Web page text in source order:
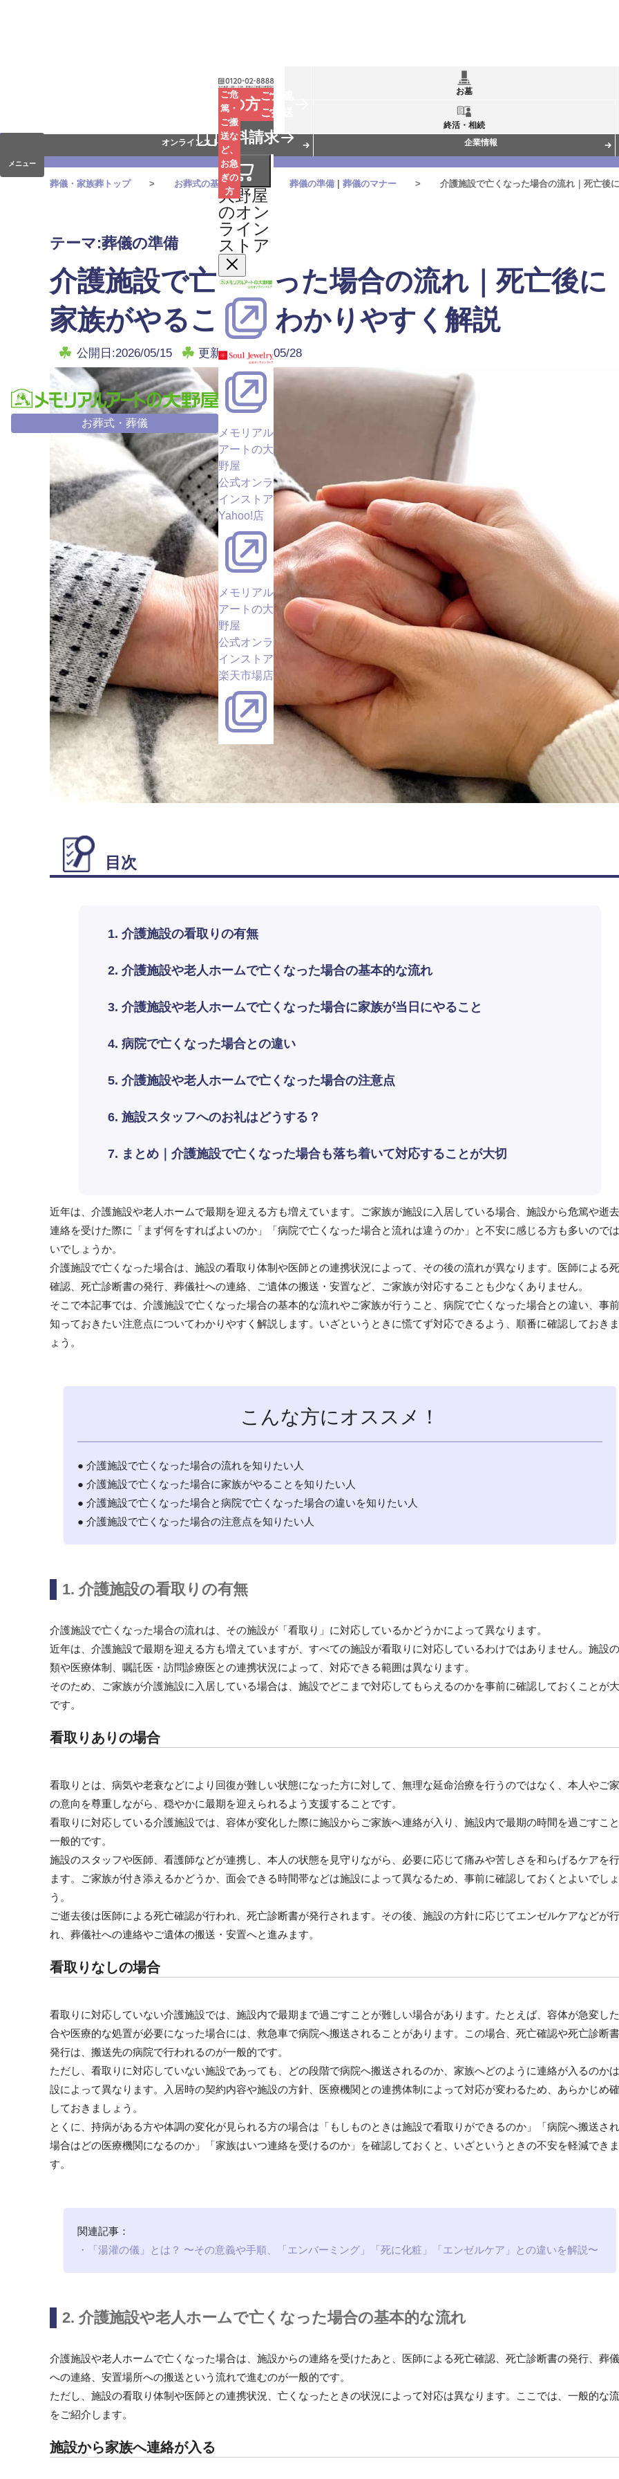
お葬式・葬儀
ご危
篤・
ご搬
送な
ど、
お急
ぎの
方
お急ぎの方ご危篤
ご搬送
資料請求
大野屋
のオン
ライン
ストア
メモリアル
アートの大
野屋
公式オンラ
インストア
Yahoo!店
メモリアル
アートの大
野屋
公式オンラ
インストア
楽天市場店
メニュー
お墓
終活・相続
オンラインストア
企業情報
葬儀・家族葬トップ お葬式の基本知識 葬儀の準備 葬儀のマナー 介護施設で亡くなった場合の流れ｜死亡後
テーマ:葬儀の準備
介護施設で亡くなった場合の流れ｜死亡後に
家族がやることをわかりやすく解説
公開日:2026/05/15 更新日：2026/05/28
目次
1. 介護施設の看取りの有無
2. 介護施設や老人ホームで亡くなった場合の基本的な流れ
3. 介護施設や老人ホームで亡くなった場合に家族が当日にやること
4. 病院で亡くなった場合との違い
5. 介護施設や老人ホームで亡くなった場合の注意点
6. 施設スタッフへのお礼はどうする？
7. まとめ｜介護施設で亡くなった場合も落ち着いて対応することが大切
近年は、介護施設や老人ホームで最期を迎える方も増えています。ご家族が施設に入居している場合、施設から危篤や逝
連絡を受けた際に「まず何をすればよいのか」「病院で亡くなった場合と流れは違うのか」と不安に感じる方も多いので
いでしょうか。
介護施設で亡くなった場合は、施設の看取り体制や医師との連携状況によって、その後の流れが異なります。医師による
確認、死亡診断書の発行、葬儀社への連絡、ご遺体の搬送・安置など、ご家族が対応することも少なくありません。
そこで本記事では、介護施設で亡くなった場合の基本的な流れやご家族が行うこと、病院で亡くなった場合との違い、事
知っておきたい注意点についてわかりやすく解説します。いざというときに慌てず対応できるよう、順番に確認しておき
ょう。
こんな方にオススメ！
● 介護施設で亡くなった場合の流れを知りたい人
● 介護施設で亡くなった場合に家族がやることを知りたい人
● 介護施設で亡くなった場合と病院で亡くなった場合の違いを知りたい人
● 介護施設で亡くなった場合の注意点を知りたい人
1. 介護施設の看取りの有無
介護施設で亡くなった場合の流れは、その施設が「看取り」に対応しているかどうかによって異なります。
近年は、介護施設で最期を迎える方も増えていますが、すべての施設が看取りに対応しているわけではありません。施設
類や医療体制、嘱託医・訪問診療医との連携状況によって、対応できる範囲は異なります。
そのため、ご家族が介護施設に入居している場合は、施設でどこまで対応してもらえるのかを事前に確認しておくことが
です。
看取りありの場合
看取りとは、病気や老衰などにより回復が難しい状態になった方に対して、無理な延命治療を行うのではなく、本人やご
の意向を尊重しながら、穏やかに最期を迎えられるよう支援することです。
看取りに対応している介護施設では、容体が変化した際に施設からご家族へ連絡が入り、施設内で最期の時間を過ごすこ
一般的です。
施設のスタッフや医師、看護師などが連携し、本人の状態を見守りながら、必要に応じて痛みや苦しさを和らげるケアを
ます。ご家族が付き添えるかどうか、面会できる時間帯などは施設によって異なるため、事前に確認しておくとよいでしょ
う。
ご逝去後は医師による死亡確認が行われ、死亡診断書が発行されます。その後、施設の方針に応じてエンゼルケアなどが
れ、葬儀社への連絡やご遺体の搬送・安置へと進みます。
看取りなしの場合
看取りに対応していない介護施設では、施設内で最期まで過ごすことが難しい場合があります。たとえば、容体が急変し
合や医療的な処置が必要になった場合には、救急車で病院へ搬送されることがあります。この場合、死亡確認や死亡診断
発行は、搬送先の病院で行われるのが一般的です。
ただし、看取りに対応していない施設であっても、どの段階で病院へ搬送されるのか、家族へどのように連絡が入るのか
設によって異なります。入居時の契約内容や施設の方針、医療機関との連携体制によって対応が変わるため、あらかじめ
しておきましょう。
とくに、持病がある方や体調の変化が見られる方の場合は「もしものときは施設で看取りができるのか」「病院へ搬送さ
場合はどの医療機関になるのか」「家族はいつ連絡を受けるのか」を確認しておくと、いざというときの不安を軽減できま
す。
関連記事：
・「湯灌の儀」とは？ 〜その意義や手順、「エンバーミング」「死に化粧」「エンゼルケア」との違いを解説〜
2. 介護施設や老人ホームで亡くなった場合の基本的な流れ
介護施設や老人ホームで亡くなった場合は、施設からの連絡を受けたあと、医師による死亡確認、死亡診断書の発行、葬
への連絡、安置場所への搬送という流れで進むのが一般的です。
ただし、施設の看取り体制や医師との連携状況、亡くなったときの状況によって対応は異なります。ここでは、一般的な
をご紹介します。
施設から家族へ連絡が入る